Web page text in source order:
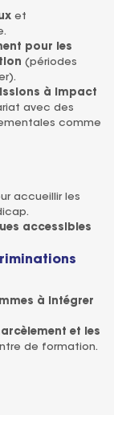
et
pour les
(périodes
à impact
avec des
comme
accueillir les
accessibles
à intégrer
et les
de formation.